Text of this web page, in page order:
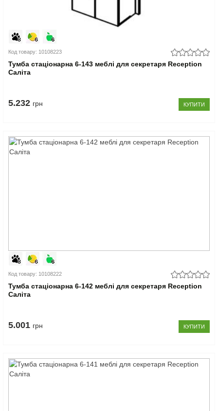
Код товару: 10108223
Тумба стаціонарна 6-143 меблі для секретаря Reception
Саліта
5.232 грн КУПИТИ
Код товару: 10108222
Тумба стаціонарна 6-142 меблі для секретаря Reception
Саліта
5.001 грн КУПИТИ